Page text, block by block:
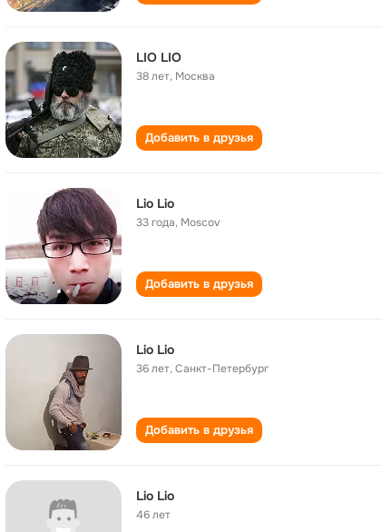
LIO LIO
38 лет, Москва
Добавить в друзья
Lio Lio
33 года, Moscov
Добавить в друзья
Lio Lio
36 лет,Санкт-Петербург
Добавить в друзья
Lio Lio
46 лет